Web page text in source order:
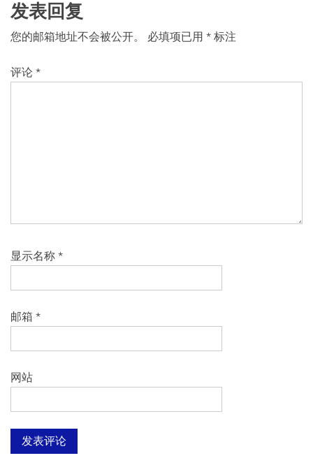
发表回复
您的邮箱地址不会被公开。 必填项已用 * 标注
评论 *
显示名称 *
邮箱 *
网站